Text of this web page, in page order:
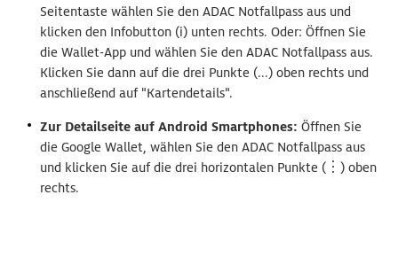
Seitentaste wählen Sie den ADAC Notfallpass aus und
klicken den Infobutton (i) unten rechts. Oder: Öffnen Sie
die Wallet-App und wählen Sie den ADAC Notfallpass aus.
Klicken Sie dann auf die drei Punkte (...) oben rechts und
anschließend auf "Kartendetails".
Zur Detailseite auf Android Smartphones: Öffnen Sie
die Google Wallet, wählen Sie den ADAC Notfallpass aus
und klicken Sie auf die drei horizontalen Punkte ( ︙ ) oben
rechts.